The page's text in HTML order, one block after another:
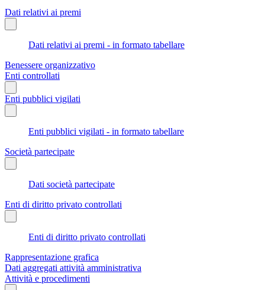
Dati relativi ai premi
Dati relativi ai premi - in formato tabellare
Benessere organizzativo
Enti controllati
Enti pubblici vigilati
Enti pubblici vigilati - in formato tabellare
Società partecipate
Dati società partecipate
Enti di diritto privato controllati
Enti di diritto privato controllati
Rappresentazione grafica
Dati aggregati attività amministrativa
Attività e procedimenti